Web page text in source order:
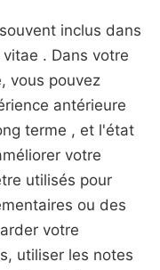
inclus dans
. Dans votre
vous pouvez
antérieure
terme , et l'état
votre
utilisés pour
ou des
votre
utiliser les notes